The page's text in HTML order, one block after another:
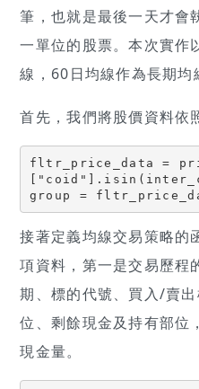
筆，也就是最後一天才會
一單位的股票。本次實作
線，60日均線作為長期均
首先，我們將股價資料依
fltr_price_data =
group =
接著定義均線交易策略的
項資料，第一是交易歷程
期、標的代號、買入/賣
位、剩餘現金及持有部位
現金量。